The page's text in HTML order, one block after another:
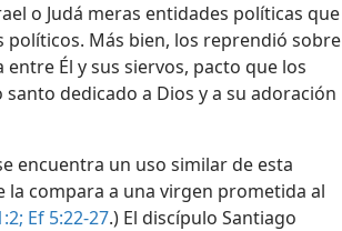
o Judá meras entidades políticas que
Más bien, los reprendió sobre
Él y sus siervos, pacto que los
dedicado a Dios y a su adoración
encuentra un uso similar de esta
compara a una virgen prometida al
Ef 5:22-27.) El discípulo Santiago